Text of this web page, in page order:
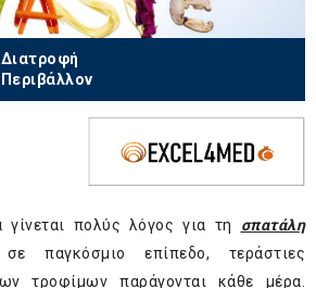
Διατροφή
Περιβάλλον
γίνεται πολύς λόγος για τη σπατάλη
παγκόσμιο επίπεδο, τεράστιες
τροφίμων παράγονται κάθε μέρα.